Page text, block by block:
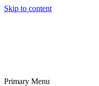
Skip to content
Primary Menu